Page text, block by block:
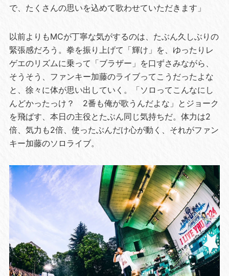
で、たくさんの思いを込めて歌わせていただきます」
以前よりもMCが丁寧な気がするのは、たぶん久しぶりの
緊張感だろう。拳を振り上げて「輝け」を、ゆったりレ
ゲエのリズムに乗って「ブラザー」を口ずさみながら、
そうそう、ファンキー加藤のライブってこうだったよな
と、徐々に体が思い出していく。「ソロってこんなにし
んどかったっけ？ 2番も俺が歌うんだよな」とジョーク
を飛ばす、本日の主役とたぶん同じ気持ちだ。体力は2
倍、気力も2倍、使ったぶんだけ心が動く、それがファン
キー加藤のソロライブ。